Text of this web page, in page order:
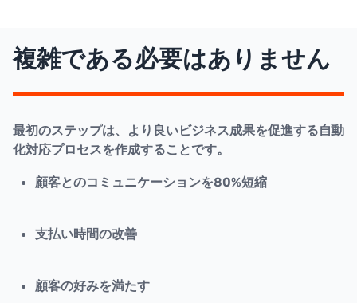
複雑である必要はありません
最初のステップは、より良いビジネス成果を促進する自動
化対応プロセスを作成することです。
顧客とのコミュニケーションを80%短縮
支払い時間の改善
顧客の好みを満たす